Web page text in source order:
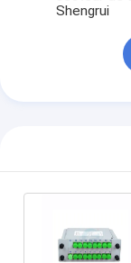
Shengrui